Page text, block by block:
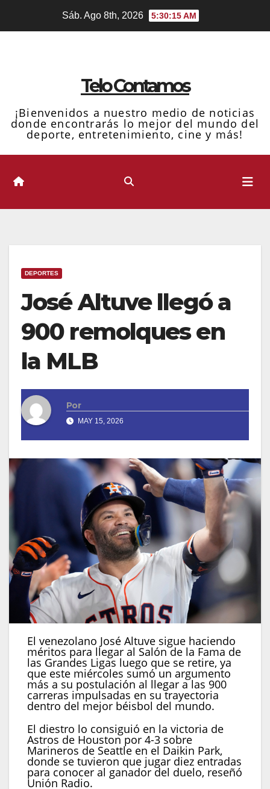
Sáb. Ago 8th, 2026 5:30:16 AM
Telo Contamos
¡Bienvenidos a nuestro medio de noticias
donde encontrarás lo mejor del mundo del
deporte, entretenimiento, cine y más!
DEPORTES
José Altuve llegó a
900 remolques en
la MLB
Por
MAY 15, 2026
El venezolano José Altuve sigue haciendo
méritos para llegar al Salón de la Fama de
las Grandes Ligas luego que se retire, ya
que este miércoles sumó un argumento
más a su postulación al llegar a las 900
carreras impulsadas en su trayectoria
dentro del mejor béisbol del mundo.
El diestro lo consiguió en la victoria de
Astros de Houston por 4-3 sobre
Marineros de Seattle en el Daikin Park,
donde se tuvieron que jugar diez entradas
para conocer al ganador del duelo, reseñó
Unión Radio.